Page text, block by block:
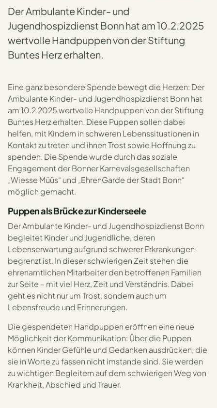
Der Ambulante Kinder- und
Jugendhospizdienst Bonn hat am 10.2.2025
wertvolle Handpuppen von der Stiftung
Buntes Herz erhalten.
Eine ganz besondere Spende bewegt die Herzen: Der
Ambulante Kinder- und Jugendhospizdienst Bonn hat
am 10.2.2025 wertvolle Handpuppen von der Stiftung
Buntes Herz erhalten. Diese Puppen sollen dabei
helfen, mit Kindern in schweren Lebenssituationen in
Kontakt zu treten und ihnen Trost sowie Hoffnung zu
spenden. Die Spende wurde durch das soziale
Engagement der Bonner Karnevalsgesellschaften
„Wiesse Müüs“ und „EhrenGarde der Stadt Bonn“
möglich gemacht.
Puppen als Brücke zur Kinderseele
Der Ambulante Kinder- und Jugendhospizdienst Bonn
begleitet Kinder und Jugendliche, deren
Lebenserwartung aufgrund schwerer Erkrankungen
begrenzt ist. In dieser schwierigen Zeit stehen die
ehrenamtlichen Mitarbeiter den betroffenen Familien
zur Seite – mit viel Herz, Zeit und Verständnis. Dabei
geht es nicht nur um Trost, sondern auch um
Lebensfreude und Erinnerungen.
Die gespendeten Handpuppen eröffnen eine neue
Möglichkeit der Kommunikation: Über die Puppen
können Kinder Gefühle und Gedanken ausdrücken, die
sie in Worte zu fassen nicht imstande sind. Sie werden
zu wichtigen Begleitern auf dem schwierigen Weg von
Krankheit, Abschied und Trauer.